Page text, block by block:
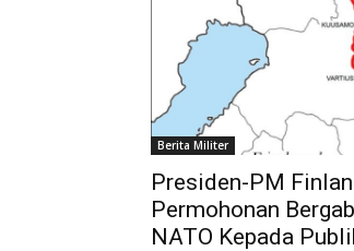
Berita Militer
Presiden-PM
Permohonan
NATO Kepada